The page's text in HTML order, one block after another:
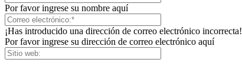
Por favor ingrese su nombre aquí
¡Has introducido una dirección de correo electrónico incorrecta!
Por favor ingrese su dirección de correo electrónico aquí